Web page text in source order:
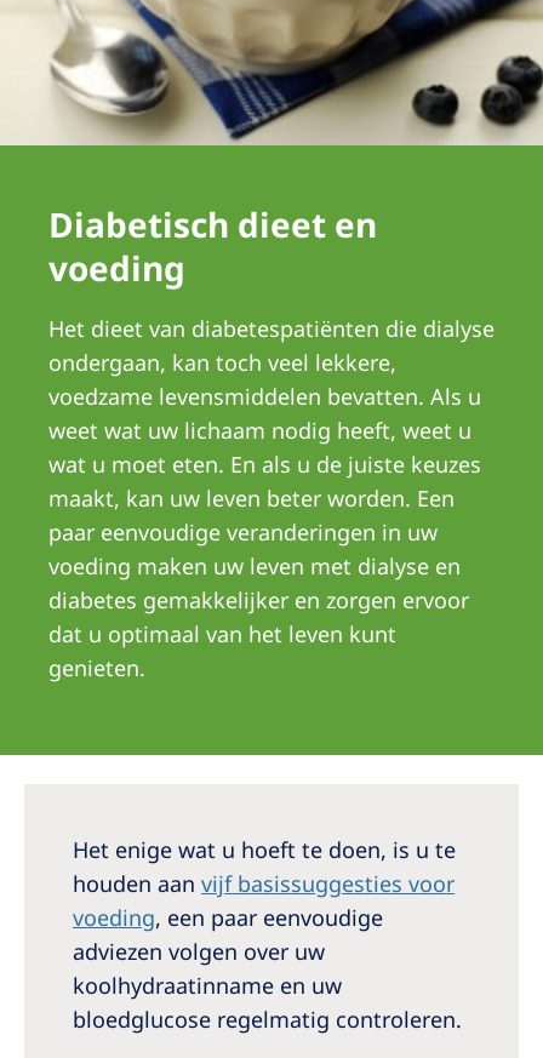
Romania
Russia
Serbia
Slovenia
Switzerland
United Kingdom
Asia Pacific
Asia Pacific
Australia
Philippines
North America
Diabetisch dieet en
voeding
Het dieet van diabetespatiënten die dialyse
ondergaan, kan toch veel lekkere,
voedzame levensmiddelen bevatten. Als u
weet wat uw lichaam nodig heeft, weet u
wat u moet eten. En als u de juiste keuzes
maakt, kan uw leven beter worden. Een
paar eenvoudige veranderingen in uw
voeding maken uw leven met dialyse en
diabetes gemakkelijker en zorgen ervoor
dat u optimaal van het leven kunt
genieten.
Het enige wat u hoeft te doen, is u te
houden aan vijf basissuggesties voor
voeding, een paar eenvoudige
adviezen volgen over uw
koolhydraatinname en uw
bloedglucose regelmatig controleren.